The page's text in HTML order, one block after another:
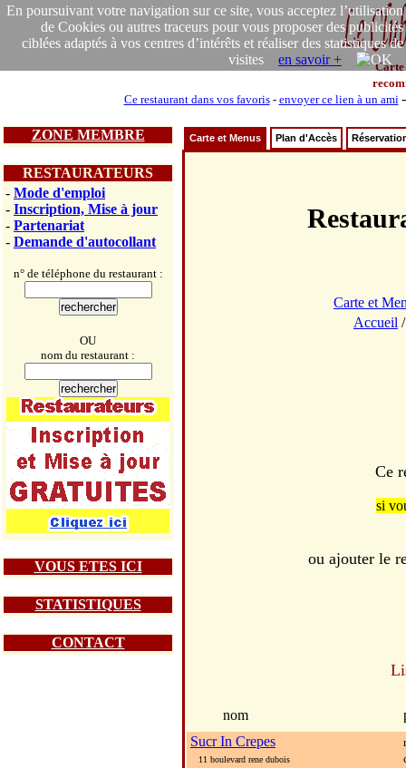
En poursuivant votre navigation sur ce site, vous acceptez l’utilisation
de Cookies ou autres traceurs pour vous proposer des publicités
ciblées adaptés à vos centres d’intérêts et réaliser des statistiques de
visites en savoir +
Carte
Ce restaurant dans vos favoris- envoyer ce lien à un ami
ZONE MEMBRE
RESTAURATEURS
- Mode d'emploi
- Inscription, Mise à jour
- Partenariat
- Demande d'autocollant
n° de téléphone du restaurant :
OU
nom du restaurant :
VOUS ETES ICI
STATISTIQUES
CONTACT
Carte et Menus Plan d'Accès
Carte et
Accueil
Ce
si
ou ajouter le
nom
Sucr In Crepes
11 boulevard rene dubois